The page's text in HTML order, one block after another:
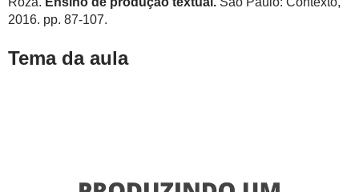
2016. pp. 87-107.
Tema da aula